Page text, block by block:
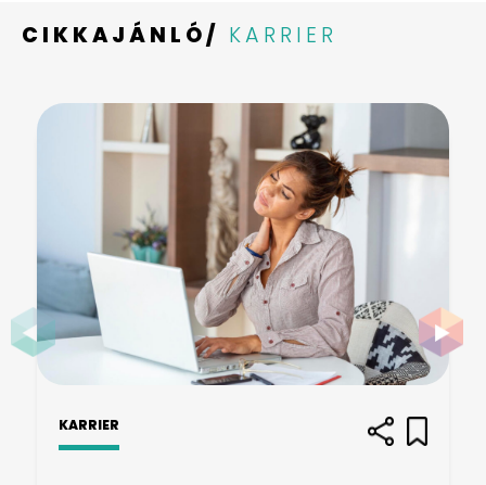
CIKKAJÁNLÓ/ KARRIER
KARRIER